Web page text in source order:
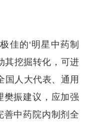
佳的‘明星中药制
其挖掘转化，可进
国人大代表、通用
樊振建议，应加强
善中药院内制剂全